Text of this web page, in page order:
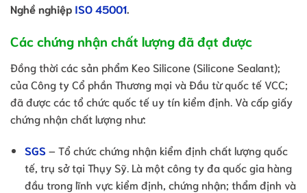
Nghề nghiệp ISO 45001.
Các chứng nhận chất lượng đã đạt được
Đồng thời các sản phẩm Keo Silicone (Silicone Sealant);
của Công ty Cổ phần Thương mại và Đầu từ quốc tế VCC;
đã được các tổ chức quốc tế uy tín kiểm định. Và cấp giấy
chứng nhận chất lượng như:
SGS – Tổ chức chứng nhận kiểm định chất lượng quốc
tế, trụ sở tại Thụy Sỹ. Là một công ty đa quốc gia hàng
đầu trong lĩnh vực kiểm định, chứng nhận; thẩm định và